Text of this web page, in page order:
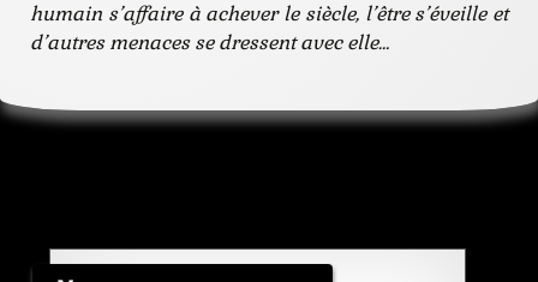
humain s’affaire à achever le siècle, l’être s’éveille et
d’autres menaces se dressent avec elle…